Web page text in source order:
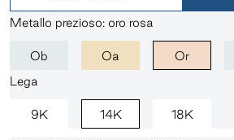
Metallo prezioso: oro rosa
Ob Oa Or
Lega
9K 14K 18K